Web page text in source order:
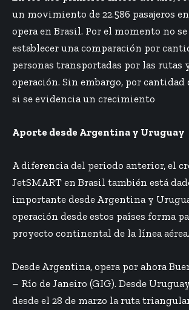
un movimiento de 22.586 pasajeros
opera en Brasil. Por el momento no se
establecer una comparación por
personas transportadas por las rutas
operación. Sin embargo, por cantidad
si se evidencia un crecimiento
Aporte desde Argentina y Uruguay
A diferencia del periodo anterior, el
JetSMART en Brasil también está
importante desde Argentina y
operación desde estos países forma
proyecto continental de la línea aérea.
Desde Argentina, opera por ahora
– Río de Janeiro (GIG). Desde
desde el 28 de marzo la ruta